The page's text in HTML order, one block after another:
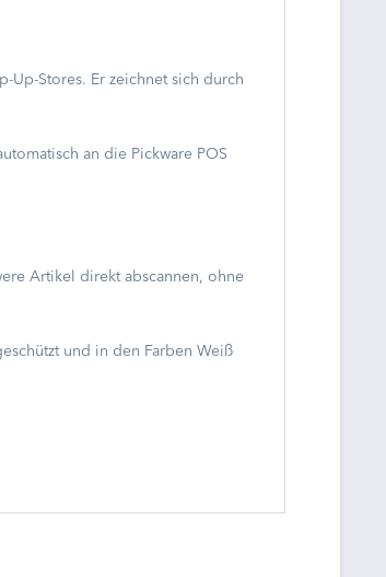
Up-Stores. Er zeichnet sich durch
an die Pickware POS
Artikel direkt abscannen, ohne
und in den Farben Weiß